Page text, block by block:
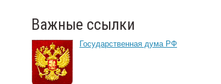
Важные ссылки
Государственная дума РФ